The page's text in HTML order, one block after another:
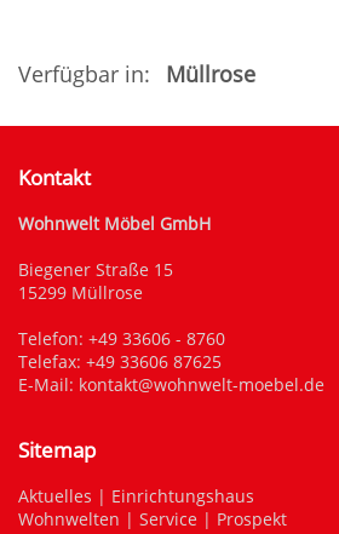
Verfügbar in: Müllrose
Kontakt
Wohnwelt Möbel GmbH
Biegener Straße 15
15299 Müllrose
Telefon: +49 33606 - 8760
Telefax: +49 33606 87625
E-Mail: kontakt@wohnwelt-moebel.de
Sitemap
Aktuelles | Einrichtungshaus
Wohnwelten | Service | Prospekt